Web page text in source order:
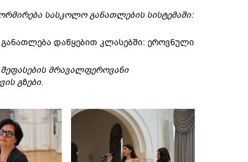
სასკოლო განათლების სისტემაში:
დაწყებით კლასებში: ეროვნული
მრავალფეროვანი
გზები.